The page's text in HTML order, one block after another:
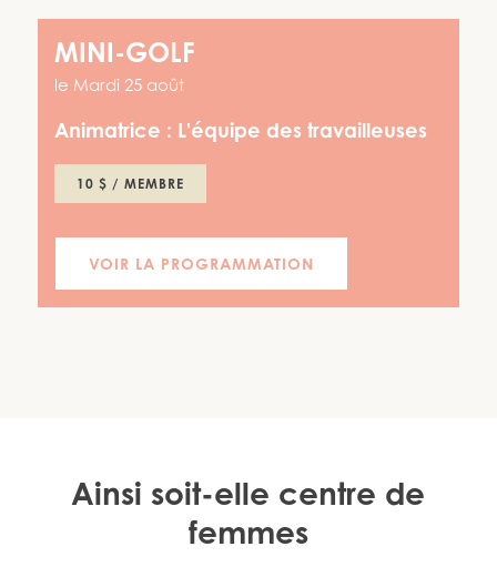
MINI-GOLF
le Mardi 25 août
Animatrice : L'équipe des travailleuses
10 $ / MEMBRE
VOIR LA PROGRAMMATION
Ainsi soit-elle centre de
femmes